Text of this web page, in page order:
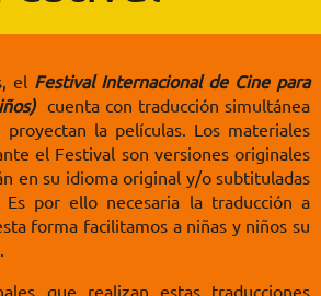
el Festival Internacional de Cine para
cuenta con traducción simultánea
la películas. Los materiales
el Festival son versiones originales
en su idioma original y/o subtituladas
por ello necesaria la traducción a
forma facilitamos a niñas y niños su
que realizan estas traducciones